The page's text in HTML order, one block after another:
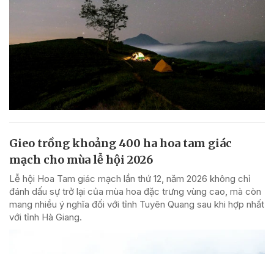
Gieo trồng khoảng 400 ha hoa tam giác
mạch cho mùa lễ hội 2026
Lễ hội Hoa Tam giác mạch lần thứ 12, năm 2026 không chỉ
đánh dấu sự trở lại của mùa hoa đặc trưng vùng cao, mà còn
mang nhiều ý nghĩa đối với tỉnh Tuyên Quang sau khi hợp nhất
với tỉnh Hà Giang.